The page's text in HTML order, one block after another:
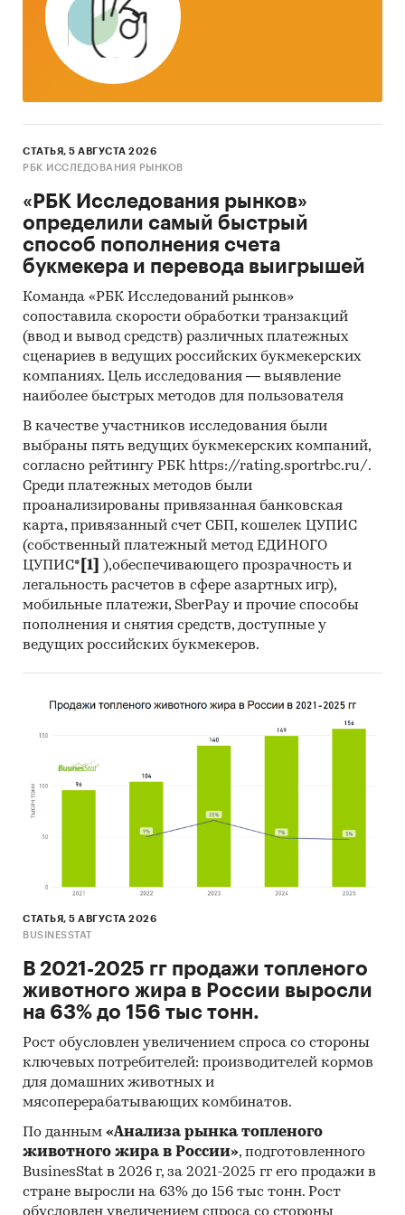
номера).
Цена.
Основные группы клиентов:
командировочные и туристы. Для данной
гостиницы предполагается использовать
стратегию средней цены, включающей среднее
качество при средней цене. Политика
ценообразования предполагает затратный
метод, включающий в себя учет затрат и доли
Продвижениегостиницы планируется за счет
Интернет-ресурсов, сюда относится Интернет-
сайт, где указаны контакты гостиницы, а
также продвижение гостиницы на различных
тематических сайтах. Внесение ее координат
на Интернет-ресурсы гостиничной тематики.
Сбытпродукции обеспечивается высоким
качеством сервиса, обеспечением комфортного
проживания клиентов.
Стоимость проекта
Необходимый объем инвестиций - $....
Источники финансирования проекта
Собственные средства.
Выгоды и риски проекта
Выгоды:Риски данного проекта, в первую
очередь, связаны с набором
неквалифицированной рабочей силой, и как
следствие, некачественным предоставлением
некачественная гостиничная услуга служит
яркой антирекламой всей гостинице, что в
свою очередь может привести к снижению
спроса.
Кроме того, для данного проекта существуют
риски на макроуровне: в масштабах региона.
законодательстве. Возникновение данных
спроса на гостиничные услуги, а также
привести к снижению покупательской
способности потребителей.
Риски:В случае успешного функционирования
на рынке проект предполагает получение
стабильно высокой прибыли, закрепление на
столичном рынке гостиничных услуг,
дальнейшее расширение номерного фонда, а
также развитие дополнительных услуг.
Ключевые экономические показатели
эффективности проекта
СТАТЬЯ, 5 АВГУСТА 2026
РБК ИССЛЕДОВАНИЯ РЫНКОВ
«РБК Исследования рынков»
определили самый быстрый
способ пополнения счета
букмекера и перевода выигрышей
Команда «РБК Исследований рынков»
сопоставила скорости обработки транзакций
(ввод и вывод средств) различных платежных
сценариев в ведущих российских букмекерских
компаниях. Цель исследования — выявление
наиболее быстрых методов для пользователя
В качестве участников исследования были
выбраны пять ведущих букмекерских компаний,
согласно рейтингу РБК https://rating.sportrbc.ru/.
Среди платежных методов были
проанализированы привязанная банковская
карта, привязанный счет СБП, кошелек ЦУПИС
(собственный платежный метод ЕДИНОГО
ЦУПИС* [1]
),обеспечивающего прозрачность и
легальность расчетов в сфере азартных игр),
мобильные платежи, SberPay и прочие способы
пополнения и снятия средств, доступные у
ведущих российских букмекеров.
СТАТЬЯ, 5 АВГУСТА 2026
BUSINESSTAT
В 2021-2025 гг продажи топленого
животного жира в России выросли
на 63% до 156 тыс тонн.
Рост обусловлен увеличением спроса со стороны
ключевых потребителей: производителей кормов
для домашних животных и
мясоперерабатывающих комбинатов.
По данным «Анализа рынка топленого
животного жира в России», подготовленного
BusinesStat в 2026 г, за 2021-2025 гг его продажи в
стране выросли на 63% до 156 тыс тонн. Рост
обусловлен увеличением спроса со стороны